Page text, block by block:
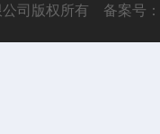
公司版权所有 备案号